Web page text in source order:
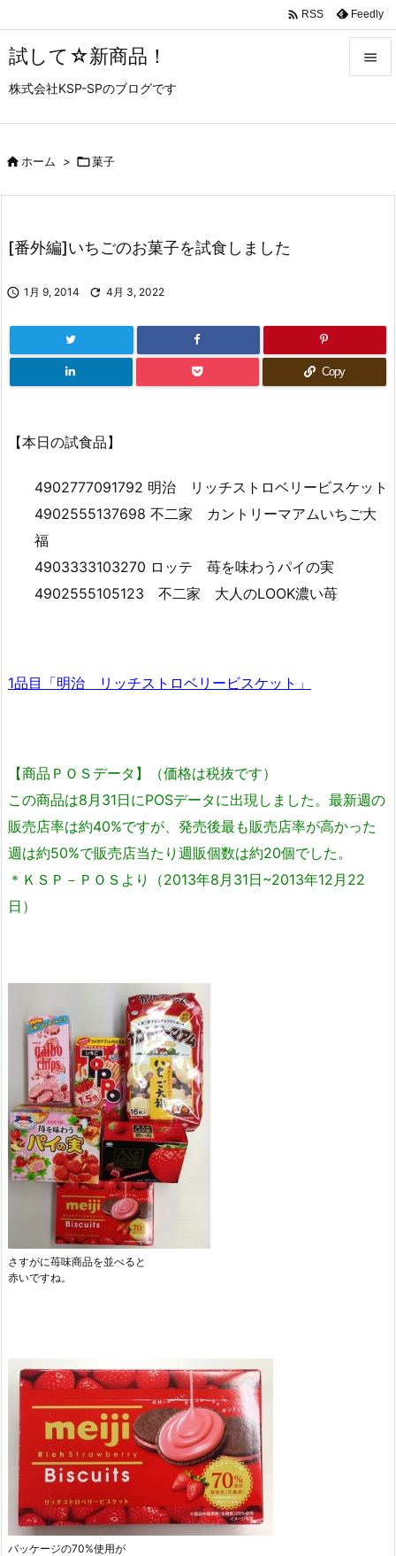
試して☆新商品！
株式会社KSP-SPのブログです

 RSS Feedly
ホーム > 菓子
[番外編]いちごのお菓子を試食しました
 1月 9, 2014  4月 3, 2022
Copy
【本日の試食品】
4902777091792 明治 リッチストロベリービスケット
4902555137698 不二家 カントリーマアムいちご大
福
4903333103270 ロッテ 苺を味わうパイの実
4902555105123 不二家 大人のLOOK濃い苺
1品目「明治 リッチストロベリービスケット」
【商品ＰＯＳデータ】（価格は税抜です）
この商品は8月31日にPOSデータに出現しました。最新週の
販売店率は約40%ですが、発売後最も販売店率が高かった
週は約50%で販売店当たり週販個数は約20個でした。
＊ＫＳＰ－ＰＯＳより（2013年8月31日~2013年12月22
日）
さすがに苺味商品を並べると
赤いですね。
パッケージの70%使用が